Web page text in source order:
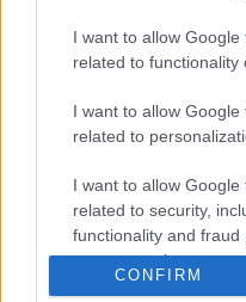
I want to allow
related to functionality
I want to allow
related to
I want to allow
related to security,
functionality and
user protection.
CONFIRM